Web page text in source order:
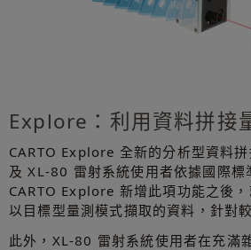
Explore：利用資料拼接
CARTO Explore 全新的分析型資料
及 XL-80 雷射系統使用者依據國際標
CARTO Explore 新增此項功能之後
以目標型量測模式擷取的資料，針對
此外，XL-80 雷射系統使用者在充滿